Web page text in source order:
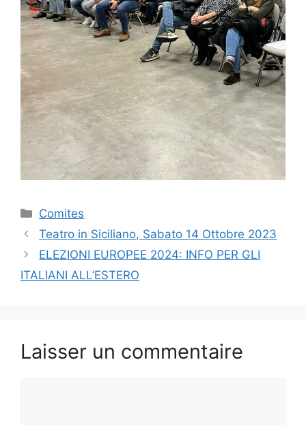
Catégories
Comites
Navigation
des
Teatro in Siciliano, Sabato 14 Ottobre 2023
ELEZIONI EUROPEE 2024: INFO PER GLI
ITALIANI ALL’ESTERO
Laisser un commentaire